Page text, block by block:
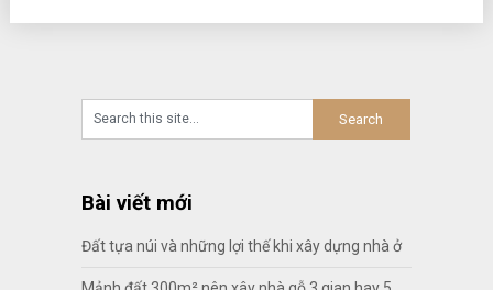
Bài viết mới
Đất tựa núi và những lợi thế khi xây dựng nhà ở